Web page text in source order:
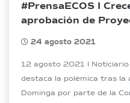
#PrensaECOS I
aprobación de
24 agosto 2021
12 agosto 2021 I Noticiario
destaca la polémica tras la
Dominga por parte de la